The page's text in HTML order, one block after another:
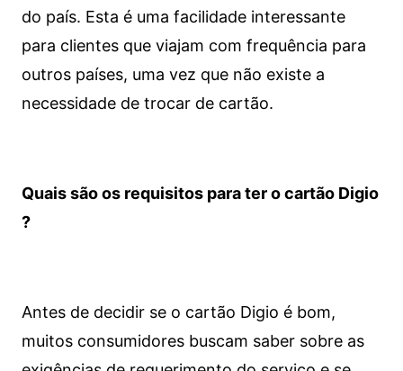
do país. Esta é uma facilidade interessante
para clientes que viajam com frequência para
outros países, uma vez que não existe a
necessidade de trocar de cartão.
Quais são os requisitos para ter o cartão Digio
?
Antes de decidir se o cartão Digio é bom,
muitos consumidores buscam saber sobre as